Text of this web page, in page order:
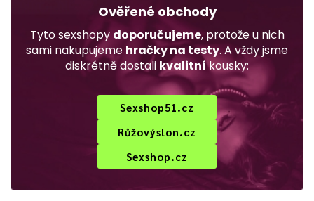
Ověřené obchody
Tyto sexshopy doporučujeme, protože u nich
sami nakupujeme hračky na testy. A vždy jsme
diskrétně dostali kvalitníkousky:
Sexshop51.cz
Růžovýslon.cz
Sexshop.cz